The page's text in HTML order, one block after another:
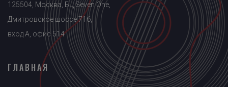
125504, Москва, БЦ Seven One,
Дмитровское шоссе 71б,
вход A, офис 514
ГЛАВНАЯ